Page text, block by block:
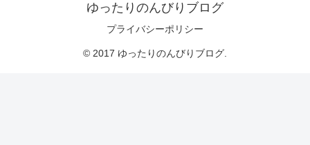
ゆったりのんびりブログ
プライバシーポリシー
© 2017 ゆったりのんびりブログ.